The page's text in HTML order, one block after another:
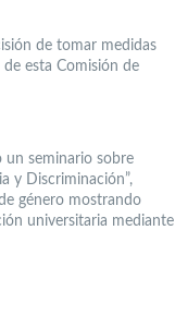
de tomar medidas
esta Comisión de
un seminario sobre
y Discriminación”,
género mostrando
universitaria mediante